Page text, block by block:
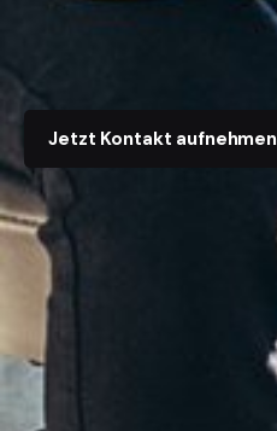
Jetzt Kontakt aufnehmen